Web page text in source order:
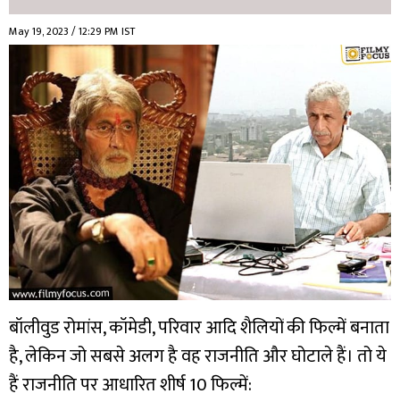
May 19, 2023 / 12:29 PM IST
बॉलीवुड रोमांस, कॉमेडी, परिवार आदि शैलियों की फिल्में बनाता
है, लेकिन जो सबसे अलग है वह राजनीति और घोटाले हैं। तो ये
हैं राजनीति पर आधारित शीर्ष 10 फिल्में: